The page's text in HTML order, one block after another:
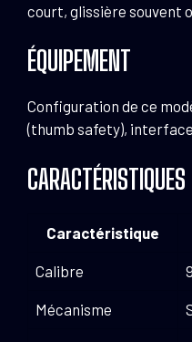
court, glissière souvent
ÉQUIPEMENT
Configuration de ce
(thumb safety),
Caractéristique
Calibre
Mécanisme